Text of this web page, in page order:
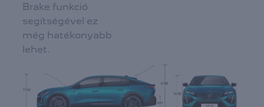
Brake funkció
segítségével ez
még hatékonyabb
lehet.